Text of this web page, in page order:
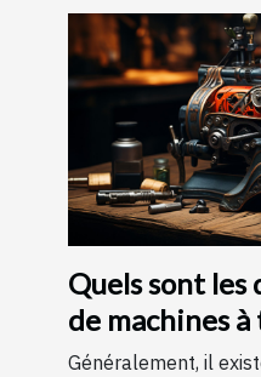
Quels sont
de machines
Généralement, il